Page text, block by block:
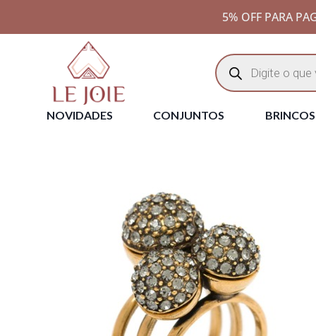
5% OFF PARA
NOVIDADES CONJUNTOS BRINCOS